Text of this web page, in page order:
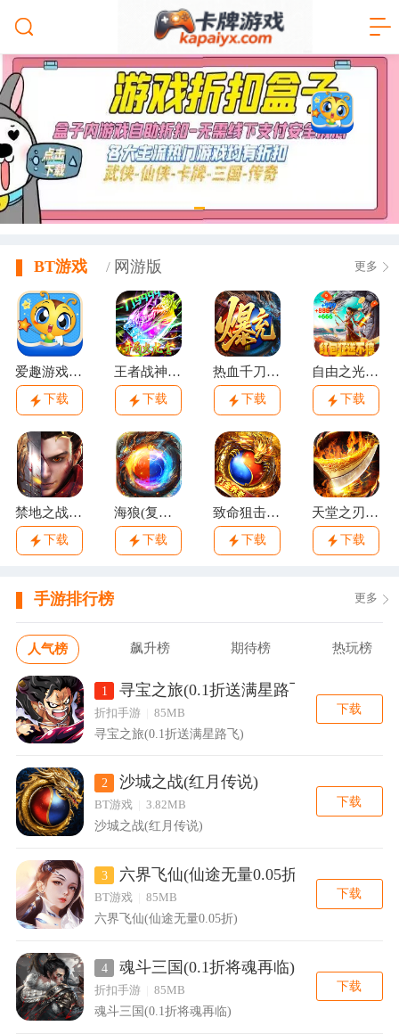
爱趣游戏盒子
BT游戏 网游版
/ 更多
爱趣游戏盒子
下载
王者战神(开局火龙套)
下载
热血千刀斩(零氪送赞爆充)
下载
自由之光(无限红包免费版)
下载
禁地之战(碎墟诸天沉默)
下载
海狼(复古光暗福利版)
下载
致命狙击(佛系打金养老传奇)
下载
天堂之刃(微变攻速送充爽)
下载
手游排行榜 更多
人气榜 飙升榜 期待榜 热玩榜
1 寻宝之旅(0.1折送满星路飞)
折扣手游 85MB
寻宝之旅(0.1折送满星路飞)
下载
2 沙城之战(红月传说)
BT游戏 3.82MB
沙城之战(红月传说)
下载
3 六界飞仙(仙途无量0.05折)
BT游戏 85MB
六界飞仙(仙途无量0.05折)
下载
4 魂斗三国(0.1折将魂再临)
折扣手游 85MB
魂斗三国(0.1折将魂再临)
下载